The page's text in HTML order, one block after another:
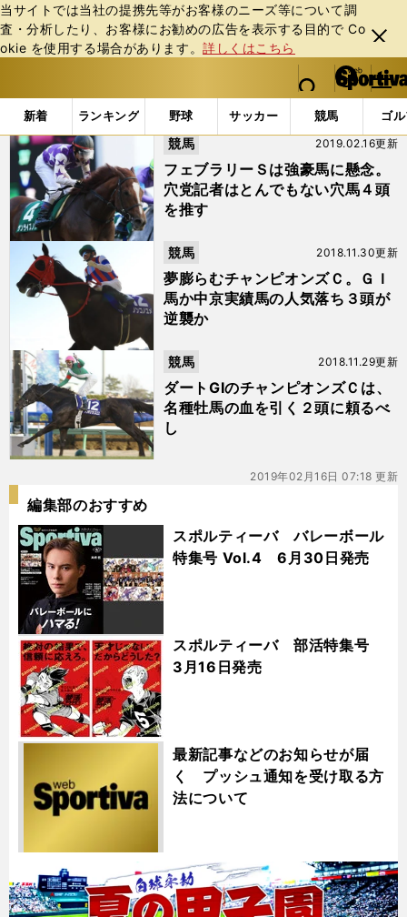
当サイトでは当社の提携先等がお客様のニーズ等について調
査・分析したり、お客様にお勧めの広告を表⽰する⽬的で Co
okie を使⽤する場合があります。詳しくはこちら
閉じ
る
web Sportiva (webスポルティーバ)
検索
マイペ
ー
ジ
メニュ
新着 ランキング 野球 サッカー 競馬 ゴ
b
ス
ポ
ル
テ
ィ
ー
バ
「#サンライズソア」の最新ニュース・ 情報
フェブラリーＳは強豪馬に懸念。
穴党記者はとんでもない穴馬４頭
を推す
2019.02.16更新
競馬
夢膨らむチャンピオンズＣ。ＧＩ
馬か中京実績馬の人気落ち３頭が
逆襲か
2018.11.30更新
競馬
ダートGⅠのチャンピオンズＣは、
名種牡馬の血を引く２頭に頼るべ
し
2018.11.29更新
競馬
2019年02月16日 07:18 更新
編集部のおすすめ
スポルティーバ バレーボール
特集号 Vol.4 6月30日発売
スポルティーバ 部活特集号
3月16日発売
最新記事などのお知らせが届
く プッシュ通知を受け取る方
法について